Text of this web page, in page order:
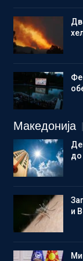
Македонија
до
и